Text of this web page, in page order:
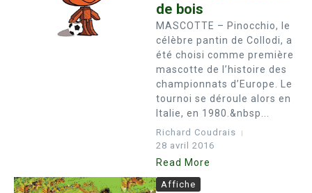
de bois
MASCOTTE – Pinocchio, le
célèbre pantin de Collodi, a
été choisi comme première
mascotte de l’histoire des
championnats d’Europe. Le
tournoi se déroule alors en
Italie, en 1980.&nbsp...
Richard Coudrais
28 avril 2016
Read More
Affiche